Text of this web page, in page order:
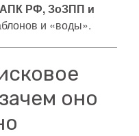
РФ, ЗоЗПП и
и «воды».
оно